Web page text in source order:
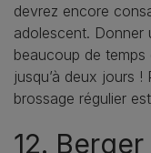
devrez encore
adolescent. Donner
beaucoup de temps
jusqu’à deux jours
brossage régulier
12.